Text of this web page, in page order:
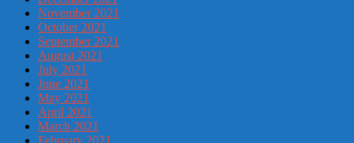
November 2021
October 2021
September 2021
August 2021
July 2021
June 2021
May 2021
April 2021
March 2021